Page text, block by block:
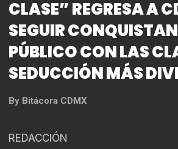
CLASE” REGRESA A
SEGUIR
PÚBLICO CON LAS
SEDUCCIÓN MÁS
By Bitácora CDMX
REDACCIÓN